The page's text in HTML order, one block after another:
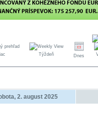
Týždeň Dnes
2. august 2025